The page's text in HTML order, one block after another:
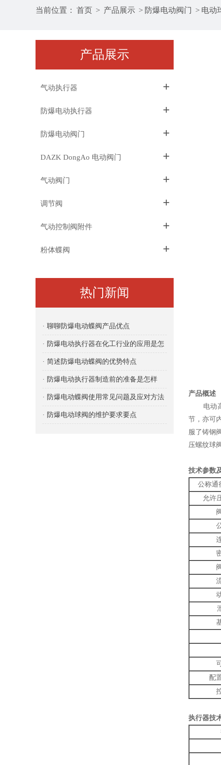
当前位置： 首页 > 产品展示 > 防爆电动阀门 > 电动
产品展示
气动执行器 +
防爆电动执行器 +
防爆电动阀门 +
DAZK DongAo 电动阀门 +
气动阀门 +
调节阀 +
气动控制阀附件 +
粉体蝶阀 +
热门新闻
· 聊聊防爆电动蝶阀产品优点
· 防爆电动执行器在化工行业的应用是怎
样的？
· 简述防爆电动蝶阀的优势特点
· 防爆电动执行器制造前的准备是怎样
的？
· 防爆电动蝶阀使用常见问题及应对方法
· 防爆电动球阀的维护要求要点
产品概述
电动高
节，亦可
服了铸钢
压螺纹球
技术参数
公称通
允许
配
执行器技